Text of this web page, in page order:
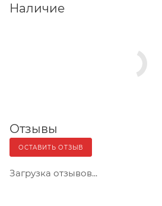
Наличие
Отзывы
ОСТАВИТЬ ОТЗЫВ
Загрузка отзывов...